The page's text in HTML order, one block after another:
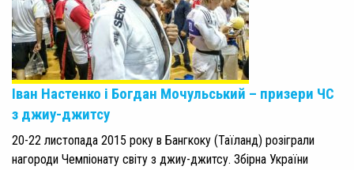
Іван Настенко і Богдан Мочульський – призери ЧС
з джиу-джитсу
20-22 листопада 2015 року в Бангкоку (Таїланд) розіграли
нагороди Чемпіонату світу з джиу-джитсу. Збірна України